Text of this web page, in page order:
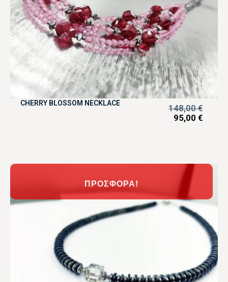
CHERRY BLOSSOM NECKLACE 148,00€
95,00 €
ΠΡΟΣΦΟΡΆ!